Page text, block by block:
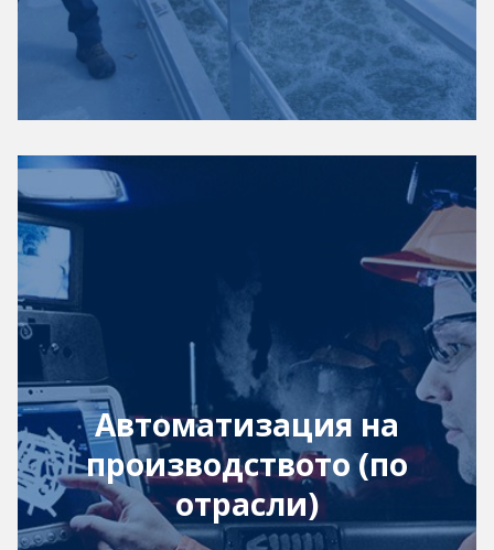
Автоматизация на
производството (по
отрасли)